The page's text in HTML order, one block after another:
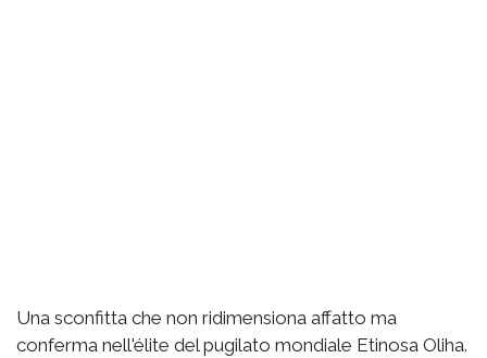
Una sconfitta che non ridimensiona affatto ma
conferma nell'élite del pugilato mondiale Etinosa Oliha.